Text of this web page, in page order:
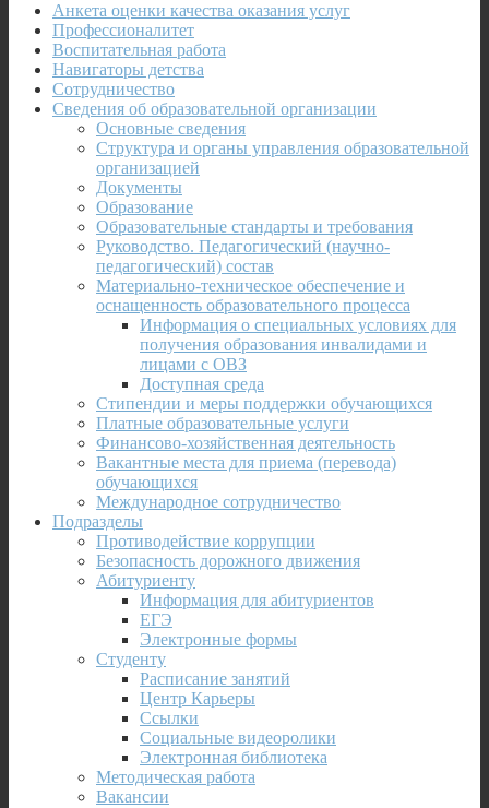
Анкета оценки качества оказания услуг
Профессионалитет
Воспитательная работа
Навигаторы детства
Сотрудничество
Сведения об образовательной организации
Основные сведения
Структура и органы управления образовательной
организацией
Документы
Образование
Образовательные стандарты и требования
Руководство. Педагогический (научно-
педагогический) состав
Материально-техническое обеспечение и
оснащенность образовательного процесса
Информация о специальных условиях для
получения образования инвалидами и
лицами с ОВЗ
Доступная среда
Стипендии и меры поддержки обучающихся
Платные образовательные услуги
Финансово-хозяйственная деятельность
Вакантные места для приема (перевода)
обучающихся
Международное сотрудничество
Подразделы
Противодействие коррупции
Безопасность дорожного движения
Абитуриенту
Информация для абитуриентов
ЕГЭ
Электронные формы
Студенту
Расписание занятий
Центр Карьеры
Ссылки
Социальные видеоролики
Электронная библиотека
Методическая работа
Вакансии